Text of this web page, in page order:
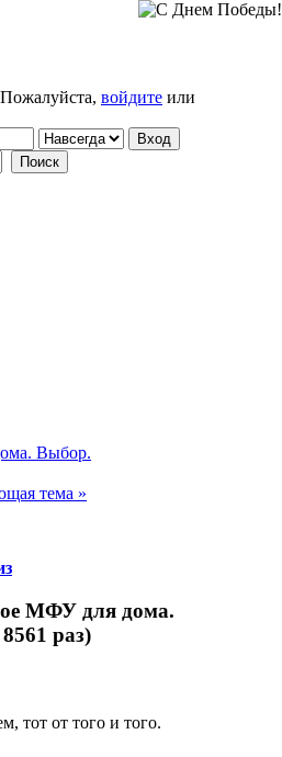
войдите или
Выбор.
тема »
МФУ для дома.
раз)
тот от того и того.